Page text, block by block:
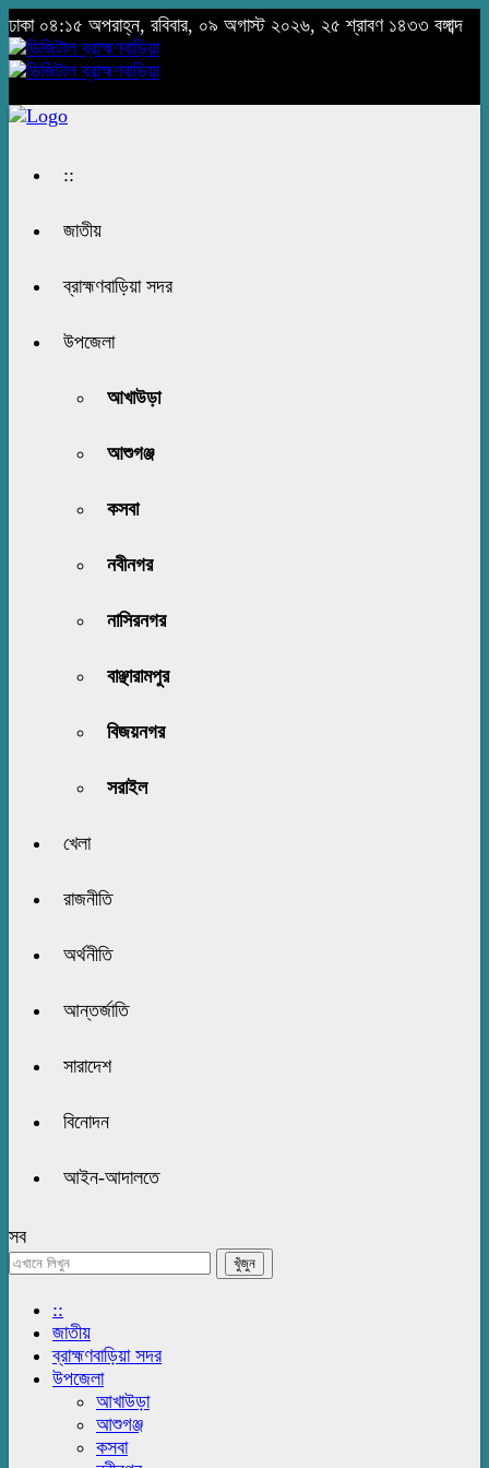
ঢাকা ০৪:১৫ অপরাহ্ন, রবিবার, ০৯ অগাস্ট ২০২৬, ২৫ শ্রাবণ ১৪৩৩ বঙ্গাব্দ
::
জাতীয়
ব্রাহ্মণবাড়িয়া সদর
উপজেলা
আখাউড়া
আশুগঞ্জ
কসবা
নবীনগর
নাসিরনগর
বাঞ্ছারামপুর
বিজয়নগর
সরাইল
খেলা
রাজনীতি
অর্থনীতি
আন্তর্জাতি
সারাদেশ
বিনোদন
আইন-আদালতে
সব
::
জাতীয়
ব্রাহ্মণবাড়িয়া সদর
উপজেলা
আখাউড়া
আশুগঞ্জ
কসবা